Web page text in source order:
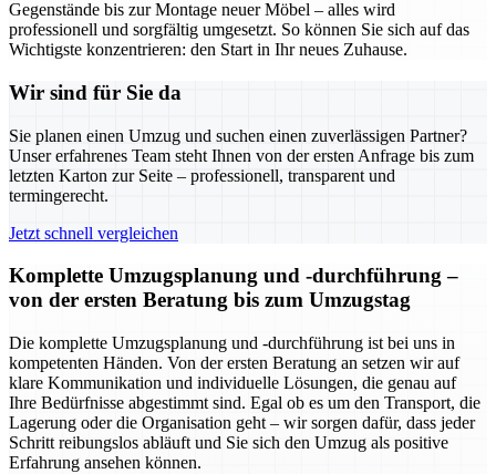
Gegenstände bis zur Montage neuer Möbel – alles wird
professionell und sorgfältig umgesetzt. So können Sie sich auf das
Wichtigste konzentrieren: den Start in Ihr neues Zuhause.
Wir sind für Sie da
Sie planen einen Umzug und suchen einen zuverlässigen Partner?
Unser erfahrenes Team steht Ihnen von der ersten Anfrage bis zum
letzten Karton zur Seite – professionell, transparent und
termingerecht.
Jetzt schnell vergleichen
Komplette Umzugsplanung und -durchführung –
von der ersten Beratung bis zum Umzugstag
Die komplette Umzugsplanung und -durchführung ist bei uns in
kompetenten Händen. Von der ersten Beratung an setzen wir auf
klare Kommunikation und individuelle Lösungen, die genau auf
Ihre Bedürfnisse abgestimmt sind. Egal ob es um den Transport, die
Lagerung oder die Organisation geht – wir sorgen dafür, dass jeder
Schritt reibungslos abläuft und Sie sich den Umzug als positive
Erfahrung ansehen können.